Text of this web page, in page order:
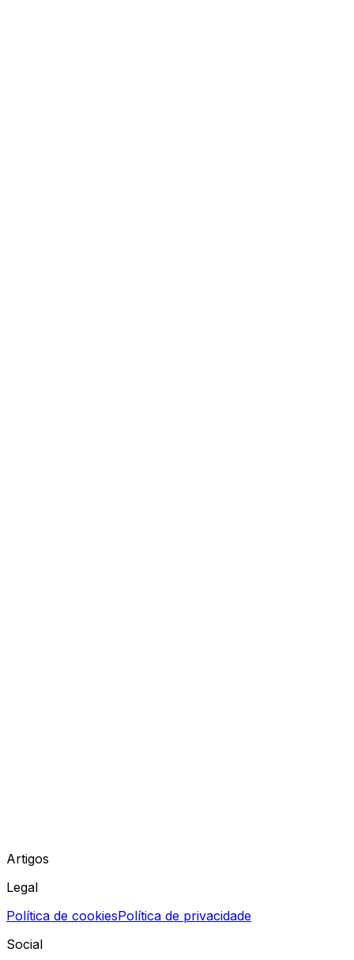
Artigos
Legal
Política de cookiesPolítica de privacidade
Social